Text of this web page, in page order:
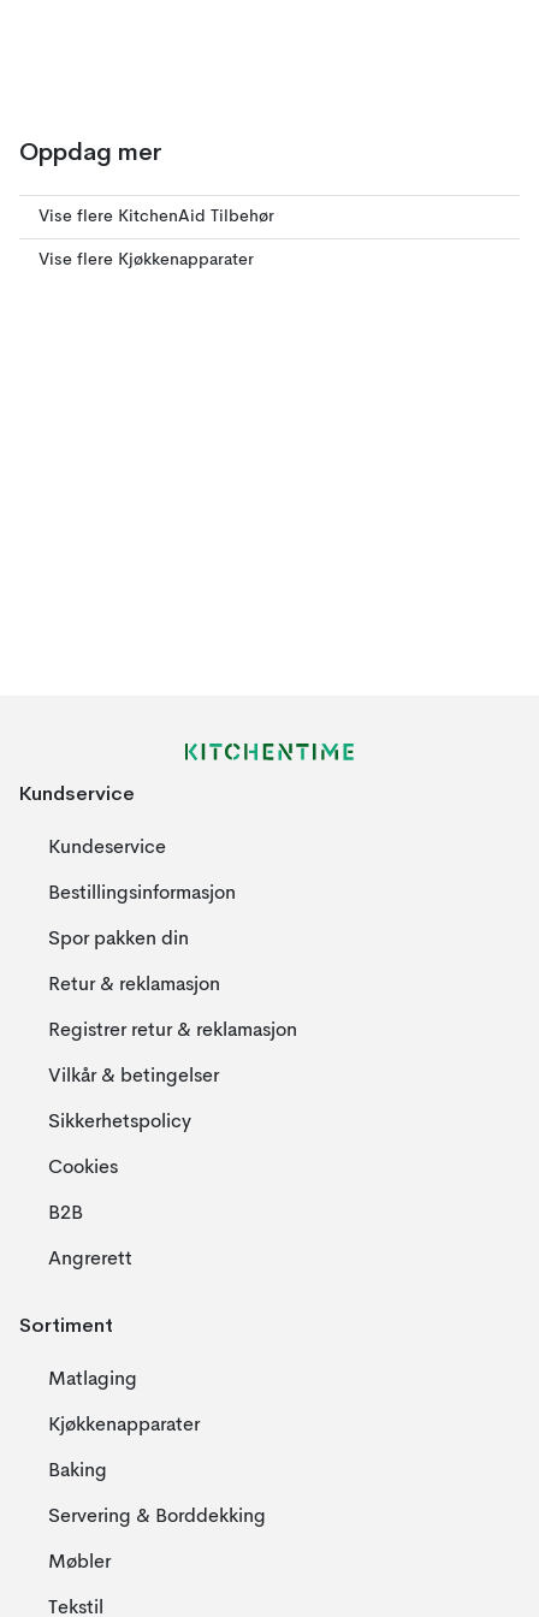
Oppdag mer
Vise flere KitchenAid Tilbehør
Vise flere Kjøkkenapparater
Kundservice
Kundeservice
Bestillingsinformasjon
Spor pakken din
Retur & reklamasjon
Registrer retur & reklamasjon
Vilkår & betingelser
Sikkerhetspolicy
Cookies
B2B
Angrerett
Sortiment
Matlaging
Kjøkkenapparater
Baking
Servering & Borddekking
Møbler
Tekstil